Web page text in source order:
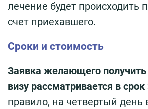
лечение будет происходить
счет приехавшего.
Сроки и стоимость
Заявка желающего
визу рассматривается в
правило, на четвертый день